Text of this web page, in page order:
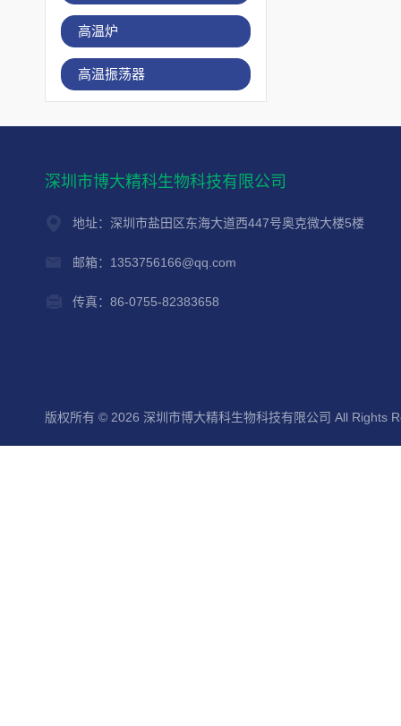
高温炉
高温振荡器
深圳市博大精科生物科技有限公司
地址：深圳市盐田区东海大道西447号奥克微大楼5楼
邮箱：1353756166@qq.com
传真：86-0755-82383658
版权所有 © 2026 深圳市博大精科生物科技有限公司 All Rights